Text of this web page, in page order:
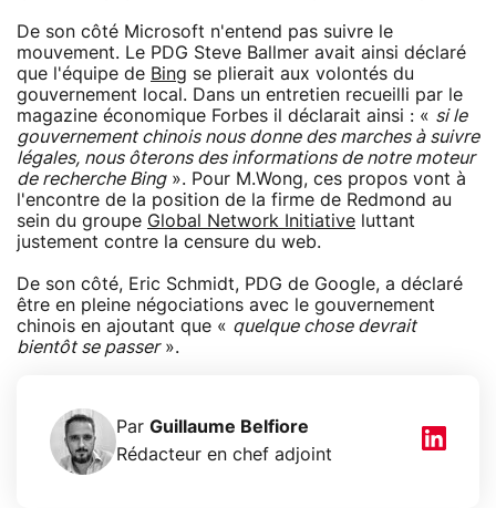
De son côté Microsoft n'entend pas suivre le
mouvement. Le PDG Steve Ballmer avait ainsi déclaré
que l'équipe de Bing se plierait aux volontés du
gouvernement local. Dans un entretien recueilli par le
magazine économique Forbes il déclarait ainsi : « si le
gouvernement chinois nous donne des marches à suivre
légales, nous ôterons des informations de notre moteur
de recherche Bing». Pour M.Wong, ces propos vont à
l'encontre de la position de la firme de Redmond au
sein du groupe Global Network Initiative luttant
justement contre la censure du web.
De son côté, Eric Schmidt, PDG de Google, a déclaré
être en pleine négociations avec le gouvernement
chinois en ajoutant que « quelque chose devrait
bientôt se passer».
Par Guillaume Belfiore
Rédacteur en chef adjoint